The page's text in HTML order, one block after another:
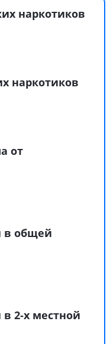
наркотиков
наркотиков
от
в общей
2-х местной